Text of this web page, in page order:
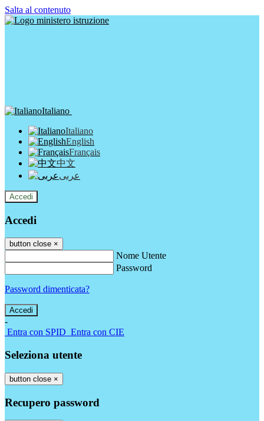
Salta al contenuto
Italiano
Italiano
English
Français
中文
عربى
Accedi
Accedi
button close ×
Nome Utente
Password
Password dimenticata?
-
Entra con SPID Entra con CIE
Seleziona utente
button close ×
Recupero password